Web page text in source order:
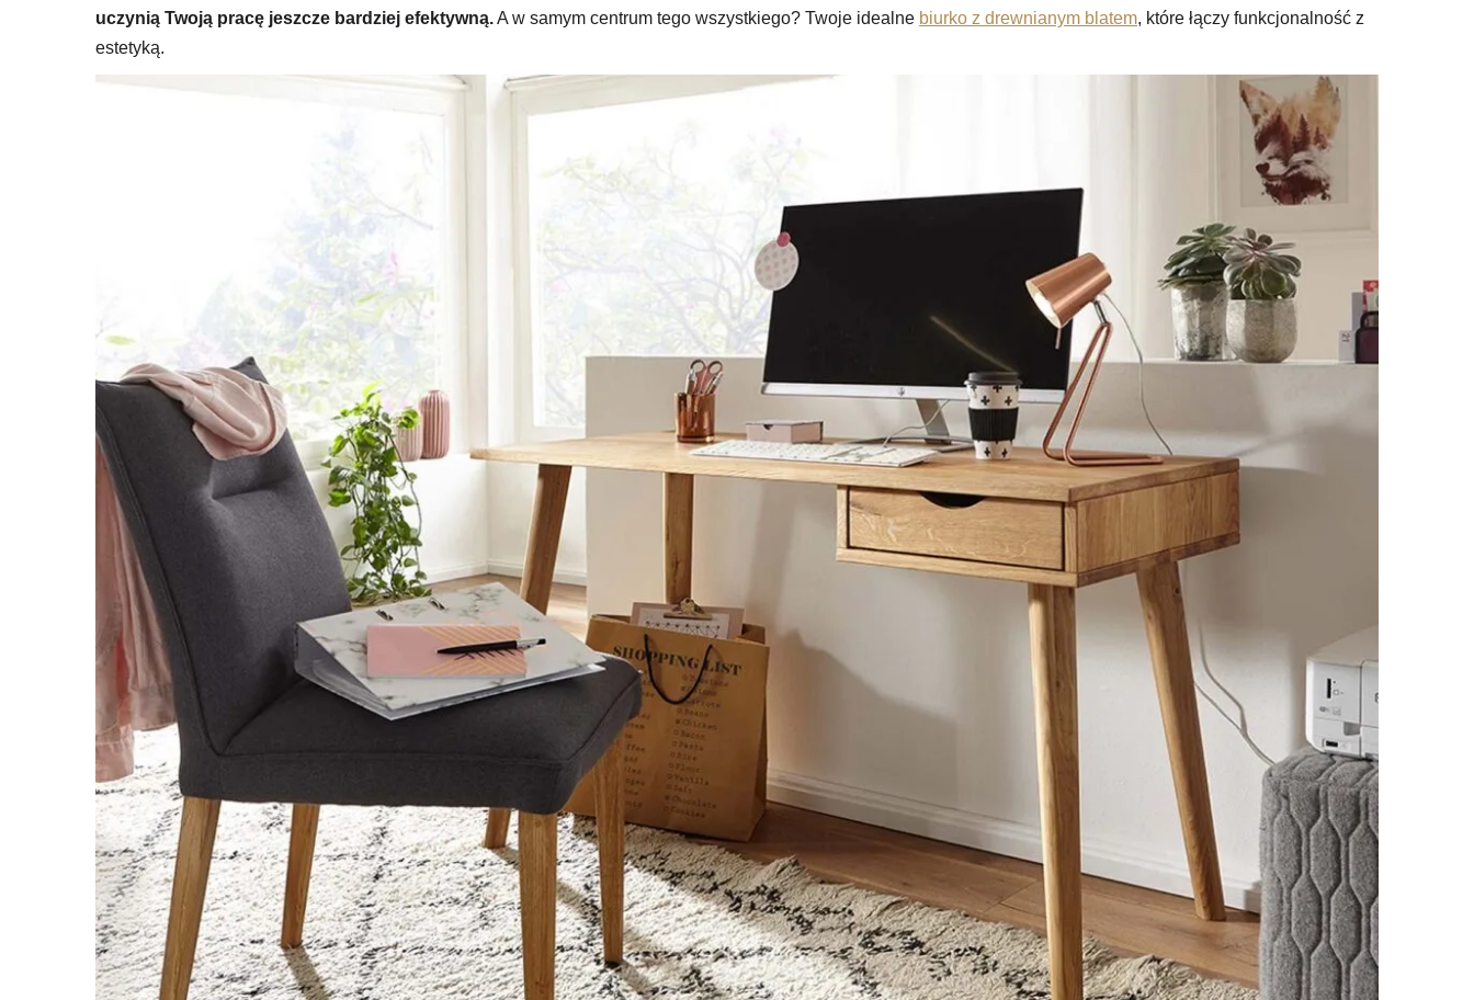
uczynią Twoją pracę jeszcze bardziej efektywną.A w samym centrum tego wszystkiego? Twoje idealne biurko z drewnianym blatem, które łączy funkcjonalność z
estetyką.